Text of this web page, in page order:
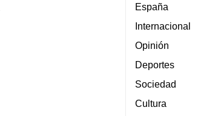
España
Internacional
Opinión
Deportes
Sociedad
Cultura